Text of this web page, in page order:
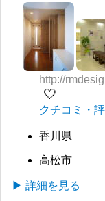
http://
🤍
クチコミ・
香川県
高松市
▶ 詳細を見る